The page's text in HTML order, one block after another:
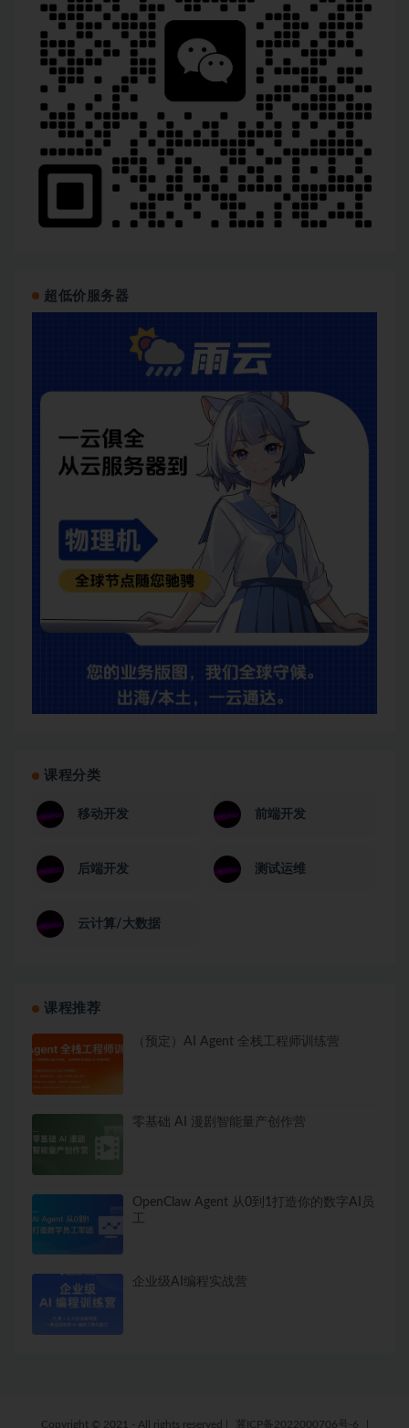
超低价服务器
课程分类
移动开发 前端开发
后端开发 测试运维
云计算/大数据
课程推荐
（预定）AI Agent 全栈工程师训练营
零基础 AI 漫剧智能量产创作营
OpenClaw Agent 从0到1打造你的数字AI员
企业级AI编程实战营
Copyright © 2021 - All rights reserved 冀ICP备2022000706号-6